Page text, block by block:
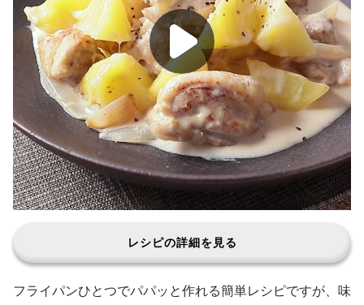
レシピの詳細を見る
フライパンひとつでパパッと作れる簡単レシピですが、味